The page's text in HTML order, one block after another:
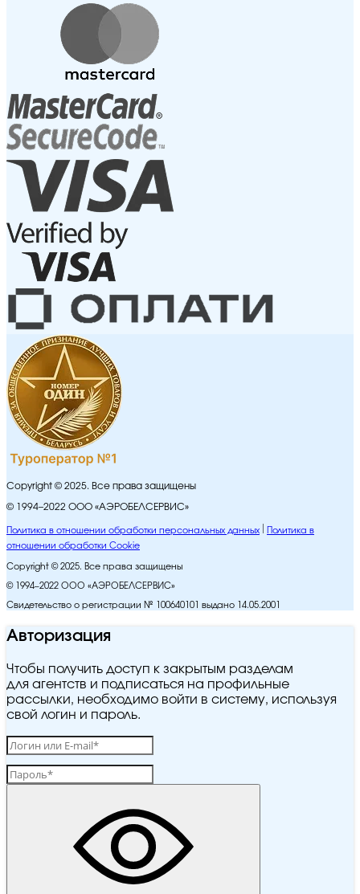
Copyright © 2025. Все права защищены
© 1994–2022 ООО «АЭРОБЕЛСЕРВИС»
Политика в отношении обработки персональных данных
Политика в
отношении обработки Cookie
Copyright © 2025. Все права защищены
© 1994–2022 ООО «АЭРОБЕЛСЕРВИС»
Свидетельство о регистрации № 100640101 выдано 14.05.2001
Авторизация
Чтобы получить доступ к закрытым разделам
для агентств и подписаться на профильные
рассылки, необходимо войти в систему, используя
свой логин и пароль.